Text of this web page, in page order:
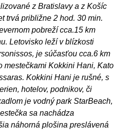
z Bratislavy a z Košíc
trvá približne 2 hod. 30 min.
pobreží cca.15 km
Letovisko leží v blízkosti
je súčasťou cca.6 km
mestečkami Kokkini Hani, Kato
Kokkini Hani je rušné, s
hotelov, podnikov, či
je vodný park StarBeach,
sa nachádza
náhorná plošina preslávená